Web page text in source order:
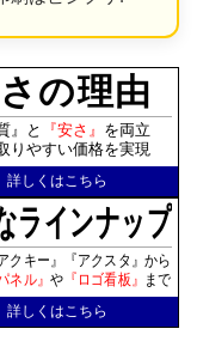
の理由
』と 『安さ』 を両立
りやすい価格を実現
詳しくはこちら
ラインナップ
クキー』『アクスタ』から
ネル』や 『ロゴ看板』 まで
詳しくはこちら